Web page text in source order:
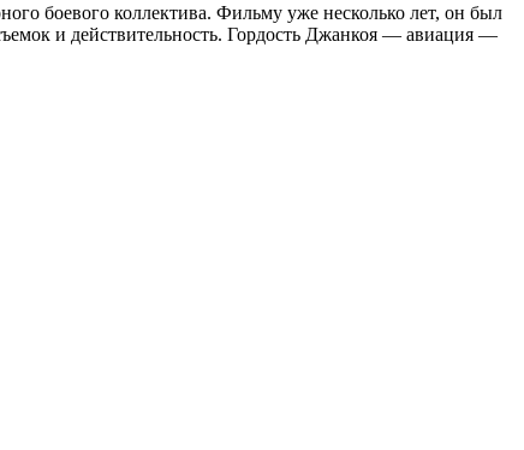
боевого коллектива. Фильму уже несколько лет, он был
и действительность. Гордость Джанкоя — авиация —